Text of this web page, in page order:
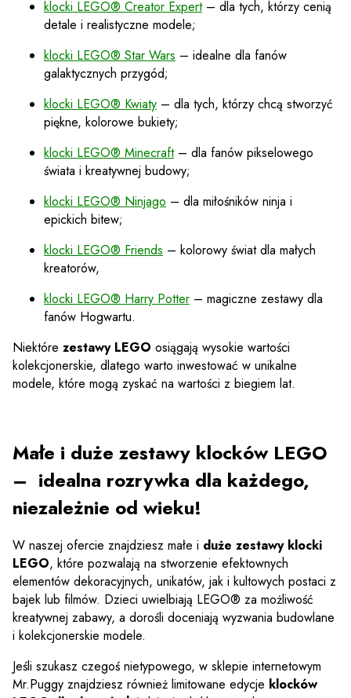
klocki LEGO® Creator Expert– dla tych, którzy cenią
detale i realistyczne modele;
klocki LEGO® Star Wars – idealne dla fanów
galaktycznych przygód;
klocki LEGO® Kwiaty – dla tych, którzy chcą stworzyć
piękne, kolorowe bukiety;
klocki LEGO® Minecraft– dla fanów pikselowego
świata i kreatywnej budowy;
klocki LEGO® Ninjago – dla miłośników ninja i
epickich bitew;
klocki LEGO® Friends – kolorowy świat dla małych
kreatorów,
klocki LEGO® Harry Potter – magiczne zestawy dla
fanów Hogwartu.
Niektóre zestawy LEGO osiągają wysokie wartości
kolekcjonerskie, dlatego warto inwestować w unikalne
modele, które mogą zyskać na wartości z biegiem lat.
Małe i duże zestawy klocków LEGO
– idealna rozrywka dla każdego,
niezależnie od wieku!
W naszej ofercie znajdziesz małe i duże zestawy klocki
LEGO, które pozwalają na stworzenie efektownych
elementów dekoracyjnych, unikatów, jak i kultowych postaci z
bajek lub filmów. Dzieci uwielbiają LEGO® za możliwość
kreatywnej zabawy, a dorośli doceniają wyzwania budowlane
i kolekcjonerskie modele.
Jeśli szukasz czegoś nietypowego, w sklepie internetowym
Mr.Puggy znajdziesz również limitowane edycje klocków